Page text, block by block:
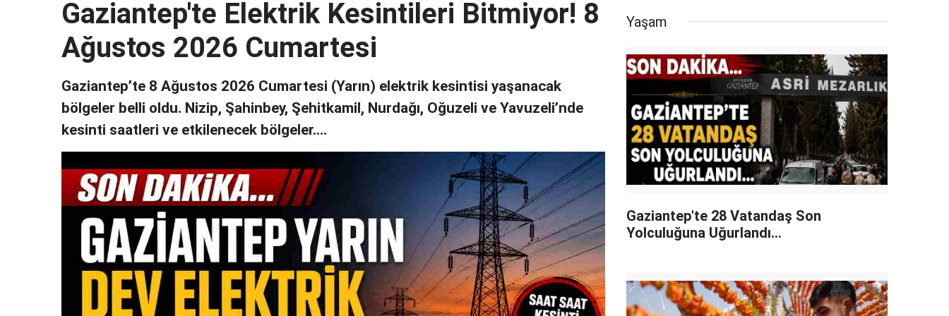
Gaziantep'te Elektrik Kesintileri Bitmiyor! 8
Ağustos 2026 Cumartesi
Gaziantep’te 8 Ağustos 2026 Cumartesi (Yarın) elektrik kesintisi yaşanacak
bölgeler belli oldu. Nizip, Şahinbey, Şehitkamil, Nurdağı, Oğuzeli ve Yavuzeli’nde
kesinti saatleri ve etkilenecek bölgeler....
Yaşam
Gaziantep'te 28 Vatandaş Son
Yolculuğuna Uğurlandı...